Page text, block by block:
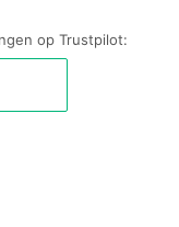
op Trustpilot: